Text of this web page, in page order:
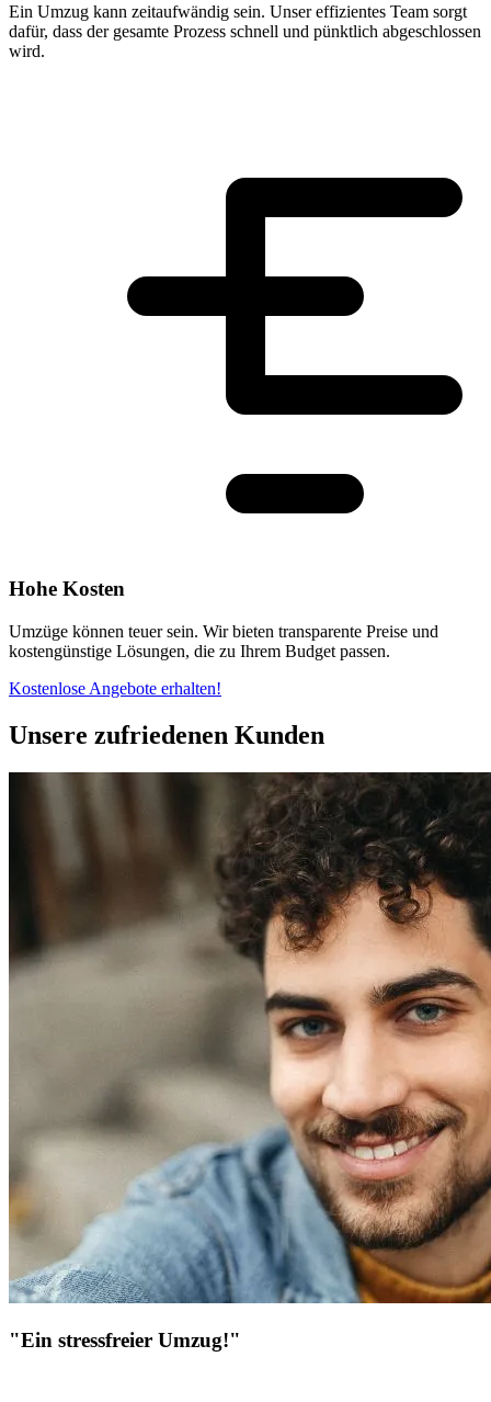
Ein Umzug kann zeitaufwändig sein. Unser effizientes Team sorgt
dafür, dass der gesamte Prozess schnell und pünktlich abgeschlossen
wird.
Hohe Kosten
Umzüge können teuer sein. Wir bieten transparente Preise und
kostengünstige Lösungen, die zu Ihrem Budget passen.
Kostenlose Angebote erhalten!
Unsere zufriedenen Kunden
"Ein stressfreier Umzug!"